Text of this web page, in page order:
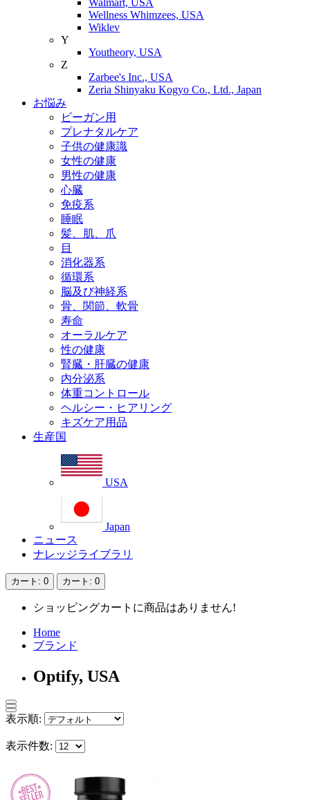
Wellness Whimzees, USA
Wiklev
Y
Youtheory, USA
Z
Zarbee's Inc., USA
Zeria Shinyaku Kogyo Co., Ltd., Japan
お悩み
ビーガン用
プレナタルケア
子供の健康識
女性の健康
男性の健康
心臓
免疫系
睡眠
髪、肌、爪
目
消化器系
循環系
脳及び神経系
骨、関節、軟骨
寿命
オーラルケア
性の健康
腎臓・肝臓の健康
内分泌系
体重コントロール
ヘルシー・ヒアリング
キズケア用品
生産国
USA
Japan
ニュース
ナレッジライブラリ
カート : 0 カート : 0
ショッピングカートに商品はありません!
Home
ブランド
Optify, USA
表示順:
表示件数: